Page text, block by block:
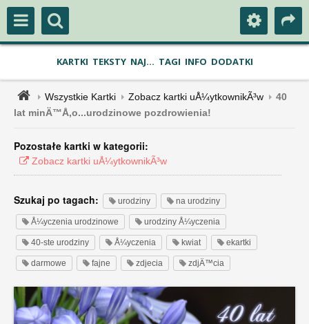
KARTKI TEKSTY NAJ... TAGI INFO DODATKI
Wszystkie Kartki Zobacz kartki uÅ¼ytkownikÃ³w
40
lat minÄ™Å‚o...urodzinowe pozdrowienia!
Pozostałe kartki w kategorii:
Zobacz kartki uÅ¼ytkownikÃ³w
Szukaj po tagach: urodziny na urodziny
Å¼yczenia urodzinowe urodziny Å¼yczenia
40-ste urodziny Å¼yczenia kwiat ekartki
darmowe fajne zdjecia zdjÄ™cia